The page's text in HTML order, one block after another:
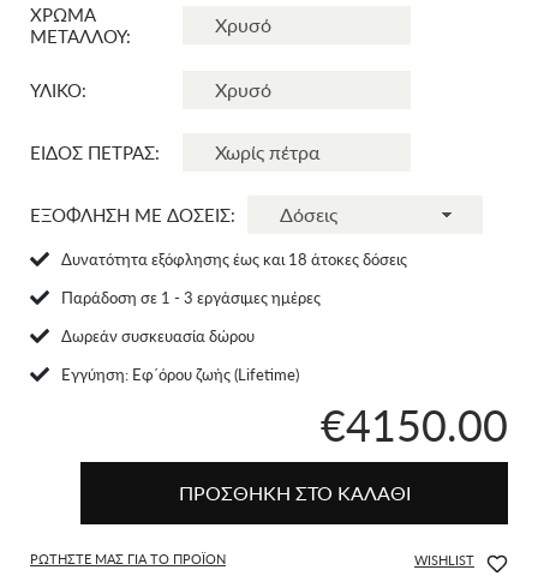
ΧΡΩΜΑ
ΜΕΤΑΛΛΟΥ:
ΥΛΙΚΟ:
ΕΙΔΟΣ ΠΕΤΡΑΣ:
ΕΞΟΦΛΗΣΗ ΜΕ ΔΟΣΕΙΣ:
Δυνατότητα εξόφλησης έως και 18 άτοκες δόσεις
Παράδοση σε 1 - 3 εργάσιμες ημέρες
Δωρεάν συσκευασία δώρου
Eγγύηση: Εφ΄όρου ζωής (Lifetime)
€4150.00
ΠΡΟΣΘΗΚΗ ΣΤΟ ΚΑΛΑΘΙ
ΡΩΤΗΣΤΕ ΜΑΣ ΓΙΑ ΤΟ ΠΡΟΪΟΝ WISHLIST